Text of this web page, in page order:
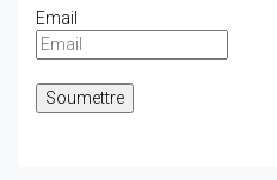
Email